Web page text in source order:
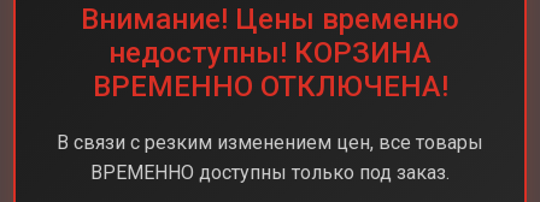
Внимание! Цены временно
недоступны! КОРЗИНА
ВРЕМЕННО ОТКЛЮЧЕНА!
В связи с резким изменением цен, все товары
ВРЕМЕННО доступны только под заказ.